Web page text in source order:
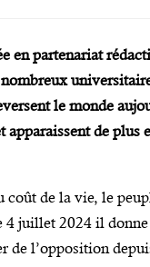
en partenariat
le monde
de plus
coût de la vie, le
juillet 2024 il donne
l’opposition